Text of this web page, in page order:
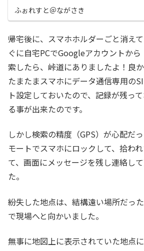
ふぉれすと＠ながさき
帰宅後に、スマホホルダーごと消え
ぐに自宅PCでGoogleアカウントか
索したら、峠道にありましたよ！良か
たまたまスマホにデータ通信専用の
ト設定しておいたので、記録が残っ
る事が出来たのです。
しかし検索の精度（GPS）が心配だ
モートでスマホにロックして、拾わ
て、画面にメッセージを残し連絡し
た。
紛失した地点は、結構遠い場所だっ
で現場へと向かいました。
無事に地図上に表示されていた地点に